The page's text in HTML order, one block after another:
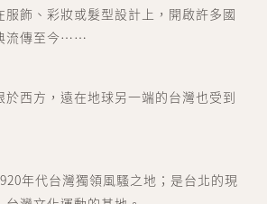
服飾、彩妝或髮型設計上，開啟許多國
流傳至今⋯⋯
於西方，遠在地球另一端的台灣也受到
年代台灣獨領風騷之地；是台北的現